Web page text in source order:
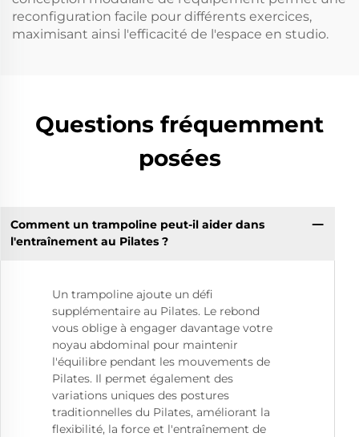
reconfiguration facile pour différents exercices,
maximisant ainsi l'efficacité de l'espace en studio.
Questions fréquemment
posées
Comment un trampoline peut-il aider dans
l'entraînement au Pilates ?
Un trampoline ajoute un défi
supplémentaire au Pilates. Le rebond
vous oblige à engager davantage votre
noyau abdominal pour maintenir
l'équilibre pendant les mouvements de
Pilates. Il permet également des
variations uniques des postures
traditionnelles du Pilates, améliorant la
flexibilité, la force et l'entraînement de